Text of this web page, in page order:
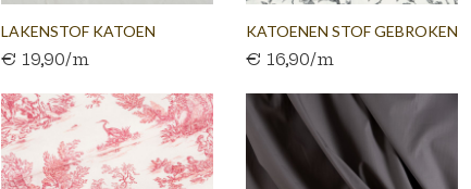
LAKENSTOF KATOEN
GEBROKEN...
€ 19,90/m
KATOENEN STOF GEBROKEN
WIT...
€ 16,90/m